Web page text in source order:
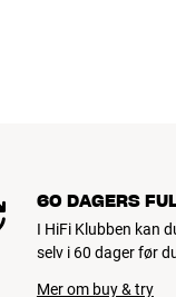
60 DAGERS
I HiFi Klubben kan
selv i 60 dager før
Mer om buy & try